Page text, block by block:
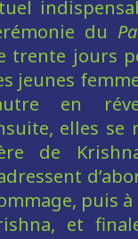
du
trente jours
jeunes
en
elles
de
puis
et